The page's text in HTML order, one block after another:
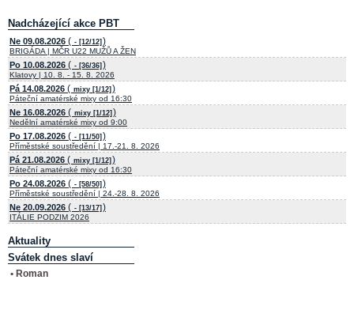
Nadcházející akce PBT
Ne 09.08.2026 ( - [12/12] )
BRIGÁDA | MČR U22 MUŽŮ A ŽEN
Po 10.08.2026 ( - [36/36] )
Klatovy | 10. 8. - 15. 8. 2026
Pá 14.08.2026 ( mixy [1/12] )
Páteční amatérské mixy od 16:30
Ne 16.08.2026 ( mixy [1/12] )
Nedělní amatérské mixy od 9:00
Po 17.08.2026 ( - [11/50] )
Příměstské soustředění | 17.-21. 8. 2026
Pá 21.08.2026 ( mixy [1/12] )
Páteční amatérské mixy od 16:30
Po 24.08.2026 ( - [58/50] )
Příměstské soustředění | 24.-28. 8. 2026
Ne 20.09.2026 ( - [13/17] )
ITÁLIE PODZIM 2026
Aktuality
Svátek dnes slaví
• Roman